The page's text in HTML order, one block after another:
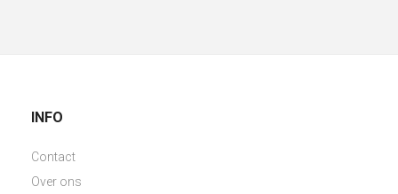
INFO
Contact
Over ons